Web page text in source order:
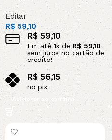
Editar
R$59,10
R$ 59,10
Em até1x de R$ 59,10
sem juros no cartão de
crédito!
R$ 56,15
no pix
Adicionar ao carrinho